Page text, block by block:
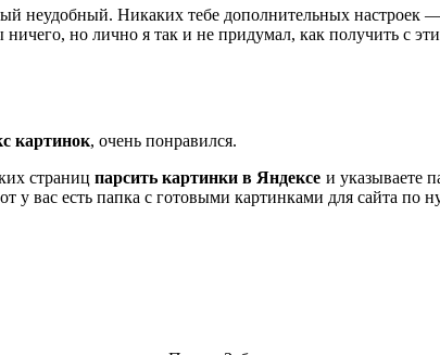
неудобный. Никаких тебе дополнительных настроек
но лично я так и не придумал, как получить с
картинок, очень понравился.
страницпарсить картинки в Яндексе и указываете
у вас есть папка с готовыми картинками для сайта